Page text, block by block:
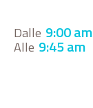
Dalle 9:00 am
Alle 9:45 am